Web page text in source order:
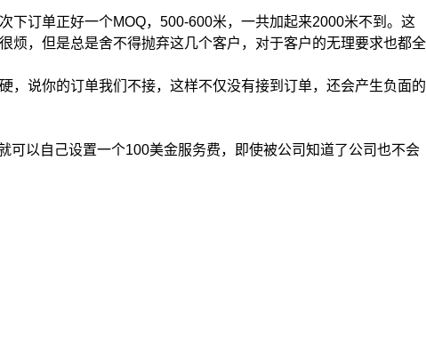
订单正好一个MOQ，500-600米，一共加起来2000米不到。这
烦，但是总是舍不得抛弃这几个客户，对于客户的无理要求也都全
说你的订单我们不接，这样不仅没有接到订单，还会产生负面的
以自己设置一个100美金服务费，即使被公司知道了公司也不会